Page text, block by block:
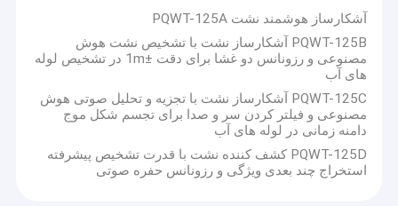
آشکارساز هوشمند نشت PQWT-125A
PQWT-125B آشکارساز نشت با تشخیص نشت هوش
مصنوعی و رزونانس دو غشا برای دقت ±1m در تشخیص لوله
های آب
PQWT-125C آشکارساز نشت با تجزیه و تحلیل صوتی هوش
مصنوعی و فیلتر کردن سر و صدا برای تجسم شکل موج
دامنه زمانی در لوله های آب
PQWT-125D کشف کننده نشت با قدرت تشخیص پیشرفته
استخراج چند بعدی ویژگی و رزونانس حفره صوتی